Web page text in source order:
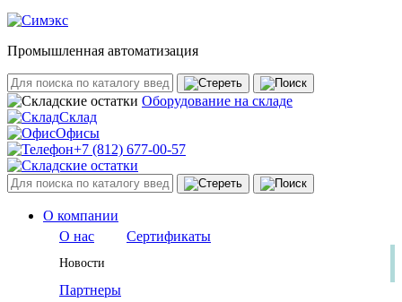
Промышленная автоматизация
Оборудование на складе
Склад
Офисы
+7 (812) 677-00-57
О компании
О нас
Сертификаты
Новости
Партнеры